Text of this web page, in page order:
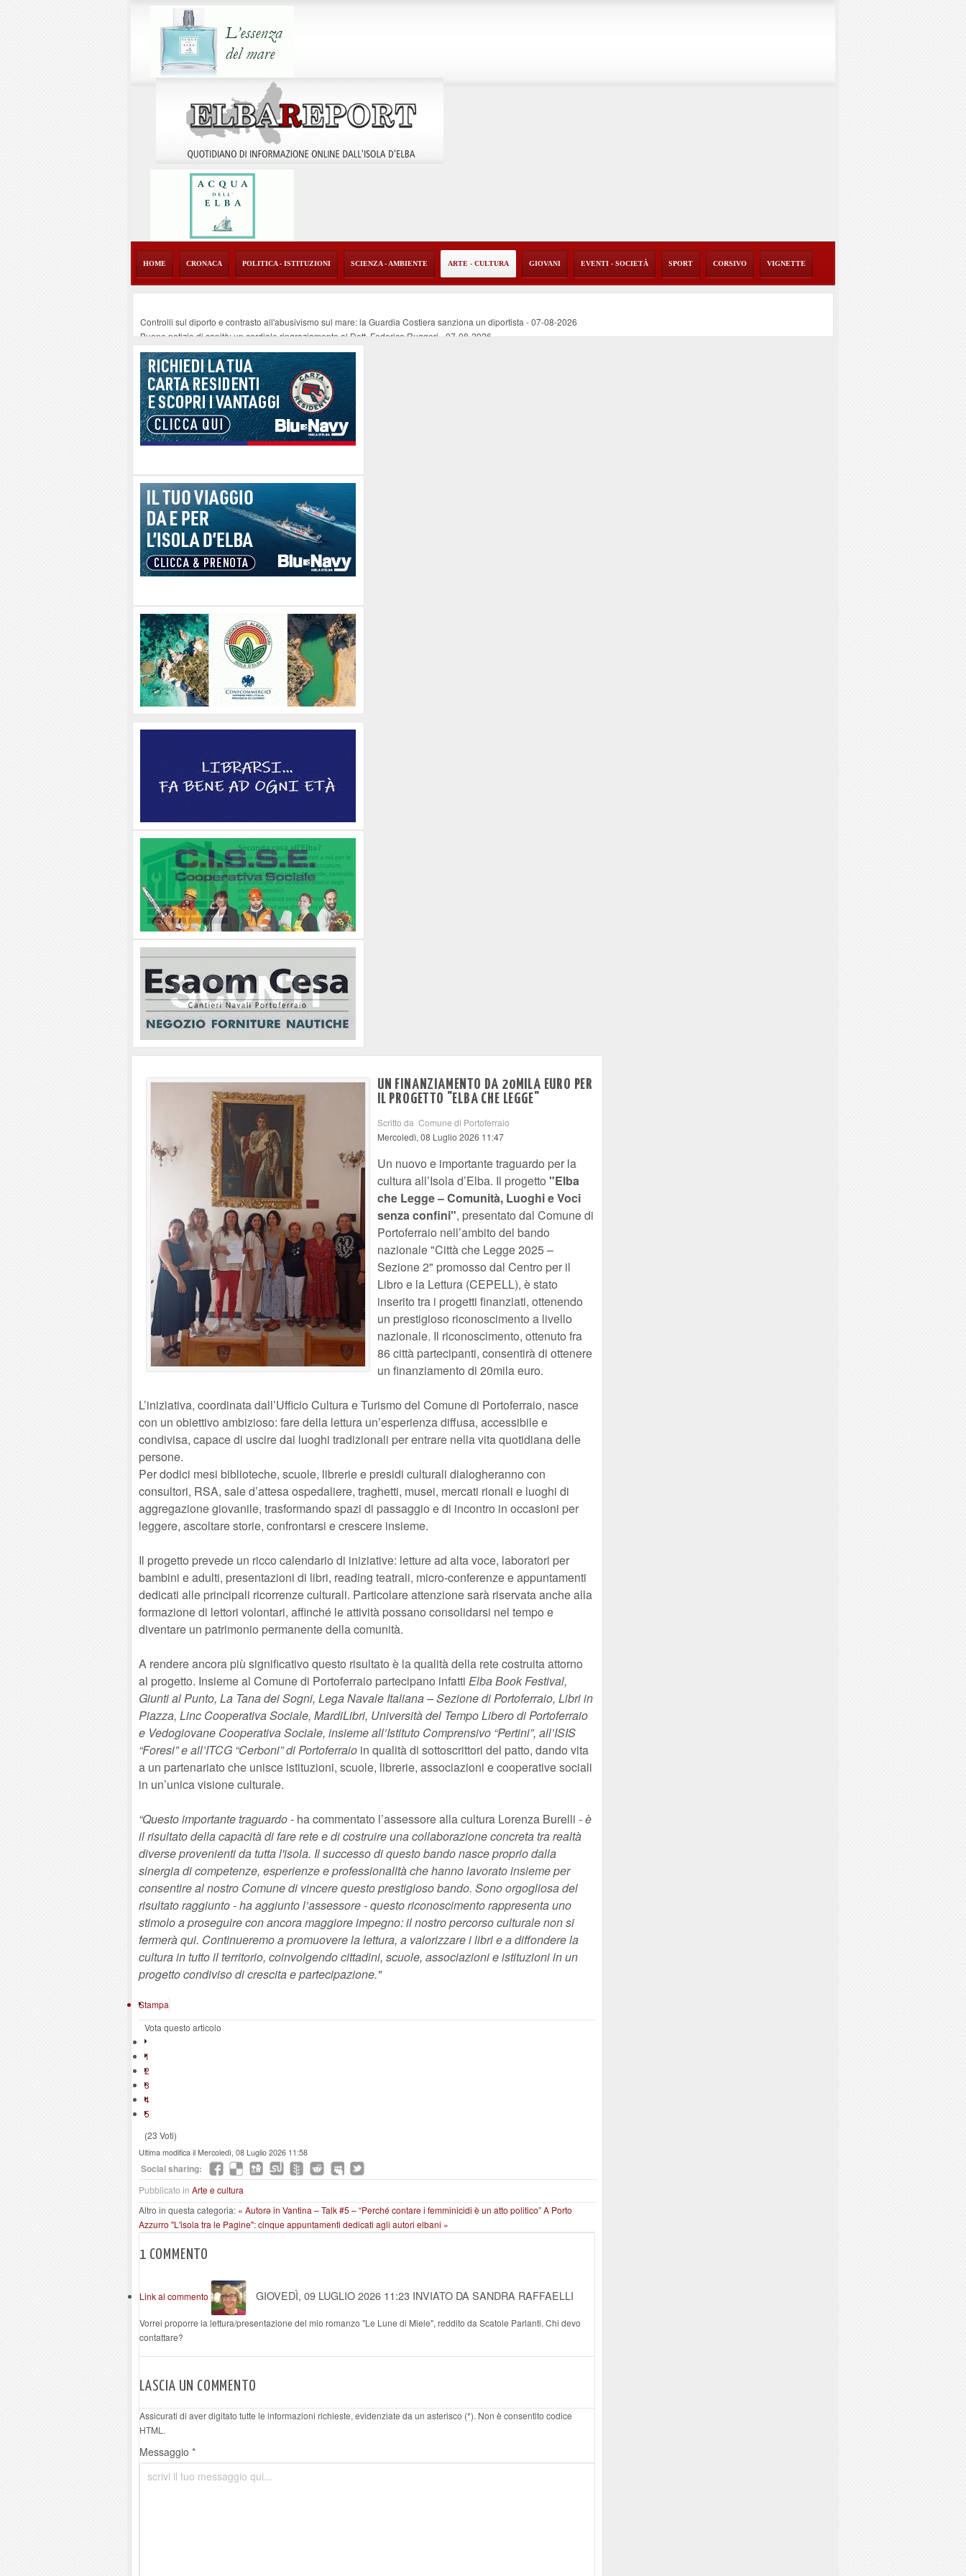
HOME CRONACA POLITICA - ISTITUZIONI SCIENZA - AMBIENTE ARTE - CULTURA GIOVANI EVENTI - SOCIETÀ SPORT CORSIVO VIGNETTE
Controlli sul diporto e contrasto all'abusivismo sul mare: la Guardia Costiera sanziona un diportista -07-08-2026
Buone notizie di sanità: un cordiale ringraziamento al Dott. Federico Ruggeri-07-08-2026
Altiero Spinelli e Ursula Hirschmann all'Elba: riaffiora una testimonianza del 1966
Capoliveri, potenziata la pulizia dei bordi stradali-07-08-2026
Marina di Campo tra i porti interessati dal nuovo piano dell'Autorità portuale regionale
UN FINANZIAMENTO DA 20MILA EURO PER
IL PROGETTO "ELBA CHE LEGGE"
Scritto da Comune di Portoferraio
Mercoledì, 08 Luglio 2026 11:47
Un nuovo e importante traguardo per la
cultura all’Isola d’Elba. Il progetto "Elba
che Legge – Comunità, Luoghi e Voci
senza confini", presentato dal Comune di
Portoferraio nell’ambito del bando
nazionale "Città che Legge 2025 –
Sezione 2" promosso dal Centro per il
Libro e la Lettura (CEPELL), è stato
inserito tra i progetti finanziati, ottenendo
un prestigioso riconoscimento a livello
nazionale. Il riconoscimento, ottenuto fra
86 città partecipanti, consentirà di ottenere
un finanziamento di 20mila euro.
L’iniziativa, coordinata dall’Ufficio Cultura e Turismo del Comune di Portoferraio, nasce
con un obiettivo ambizioso: fare della lettura un’esperienza diffusa, accessibile e
condivisa, capace di uscire dai luoghi tradizionali per entrare nella vita quotidiana delle
persone.
Per dodici mesi biblioteche, scuole, librerie e presidi culturali dialogheranno con
consultori, RSA, sale d’attesa ospedaliere, traghetti, musei, mercati rionali e luoghi di
aggregazione giovanile, trasformando spazi di passaggio e di incontro in occasioni per
leggere, ascoltare storie, confrontarsi e crescere insieme.
Il progetto prevede un ricco calendario di iniziative: letture ad alta voce, laboratori per
bambini e adulti, presentazioni di libri, reading teatrali, micro-conferenze e appuntamenti
dedicati alle principali ricorrenze culturali. Particolare attenzione sarà riservata anche alla
formazione di lettori volontari, affinché le attività possano consolidarsi nel tempo e
diventare un patrimonio permanente della comunità.
A rendere ancora più significativo questo risultato è la qualità della rete costruita attorno
al progetto. Insieme al Comune di Portoferraio partecipano infatti Elba Book Festival,
Giunti al Punto, La Tana dei Sogni, Lega Navale Italiana – Sezione di Portoferraio, Libri in
Piazza, Linc Cooperativa Sociale, MardiLibri, Università del Tempo Libero di Portoferraio
e Vedogiovane Cooperativa Sociale, insieme all’Istituto Comprensivo “Pertini”, all’ISIS
“Foresi” e all’ITCG “Cerboni” di Portoferraio in qualità di sottoscrittori del patto, dando vita
a un partenariato che unisce istituzioni, scuole, librerie, associazioni e cooperative sociali
in un’unica visione culturale.
“Questo importante traguardo - ha commentato l’assessore alla cultura Lorenza Burelli - è
il risultato della capacità di fare rete e di costruire una collaborazione concreta tra realtà
diverse provenienti da tutta l'isola. Il successo di questo bando nasce proprio dalla
sinergia di competenze, esperienze e professionalità che hanno lavorato insieme per
consentire al nostro Comune di vincere questo prestigioso bando. Sono orgogliosa del
risultato raggiunto - ha aggiunto l’assessore - questo riconoscimento rappresenta uno
stimolo a proseguire con ancora maggiore impegno: il nostro percorso culturale non si
fermerà qui. Continueremo a promuovere la lettura, a valorizzare i libri e a diffondere la
cultura in tutto il territorio, coinvolgendo cittadini, scuole, associazioni e istituzioni in un
progetto condiviso di crescita e partecipazione."
Stampa
Vota questo articolo
1
2
3
4
5
(23 Voti)
Ultima modifica il Mercoledì, 08 Luglio 2026 11:58
Social sharing:
Pubblicato in Arte e cultura
Altro in questa categoria: « Autorə in Vantina – Talk #5 – “Perché contare i femminicidi è un atto politico”A Porto
Azzurro "L'isola tra le Pagine": cinque appuntamenti dedicati agli autori elbani »
1 COMMENTO
Link al commento GIOVEDÌ, 09 LUGLIO 2026 11:23 INVIATO DA SANDRA RAFFAELLI
Vorrei proporre la lettura/presentazione del mio romanzo "Le Lune di Miele", reddito da Scatole Parlanti. Chi devo
contattare?
LASCIA UN COMMENTO
Assicurati di aver digitato tutte le informazioni richieste, evidenziate da un asterisco (*). Non è consentito codice
HTML.
Messaggio *